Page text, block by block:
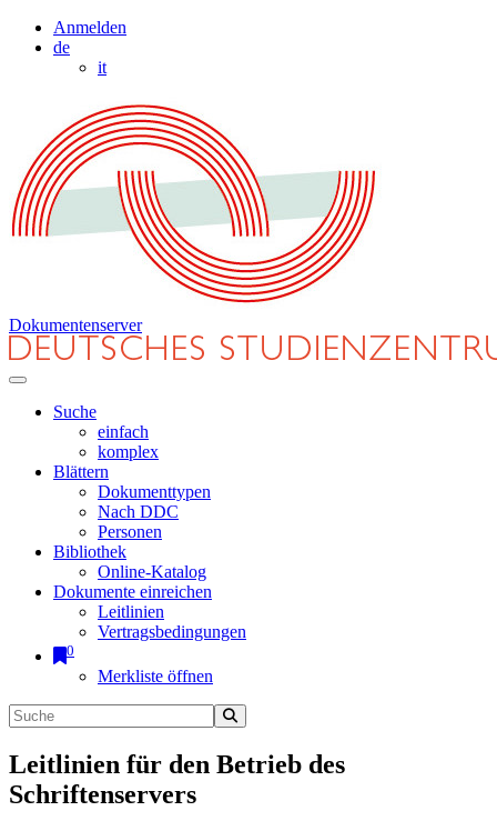
Anmelden
de
it
Dokumentenserver
Suche
einfach
komplex
Blättern
Dokumenttypen
Nach DDC
Personen
Bibliothek
Online-Katalog
Dokumente einreichen
Leitlinien
Vertragsbedingungen
0
Merkliste öffnen
Leitlinien für den Betrieb des
Schriftenservers